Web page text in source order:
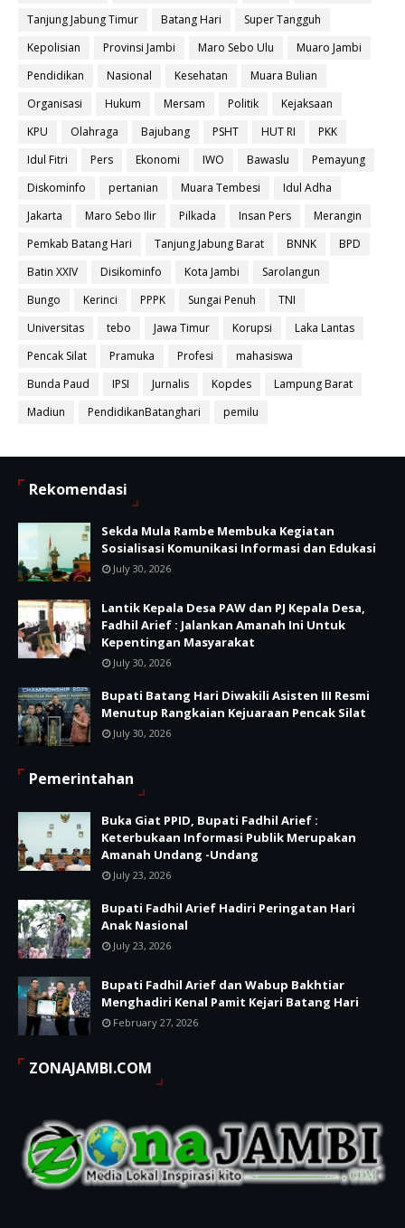
Tanjung Jabung Timur
Batang Hari
Super Tangguh
Kepolisian
Provinsi Jambi Maro Sebo Ulu
Muaro Jambi
Pendidikan
Nasional Kesehatan
Muara Bulian
Organisasi
Hukum Mersam Politik
Kejaksaan
KPU
Olahraga Bajubang PSHT HUT RI
PKK
Idul Fitri
Pers Ekonomi IWO Bawaslu
Pemayung
Diskominfo
pertanian Muara Tembesi
Idul Adha
Jakarta
Maro Sebo Ilir Pilkada Insan Pers
Merangin
Pemkab Batang Hari
Tanjung Jabung Barat BNNK
BPD
Batin XXIV
Disikominfo Kota Jambi
Sarolangun
Bungo
Kerinci PPPK Sungai Penuh
TNI
Universitas
tebo Jawa Timur Korupsi
Laka Lantas
Pencak Silat
Pramuka Profesi
mahasiswa
Bunda Paud
IPSI Jurnalis Kopdes
Lampung Barat
Madiun
PendidikanBatanghari pemilu
Rekomendasi
Sekda Mula Rambe Membuka Kegiatan
Sosialisasi Komunikasi Informasi dan Edukasi
July 30, 2026
Lantik Kepala Desa PAW dan PJ Kepala Desa,
Fadhil Arief : Jalankan Amanah Ini Untuk
Kepentingan Masyarakat
July 30, 2026
Bupati Batang Hari Diwakili Asisten III Resmi
Menutup Rangkaian Kejuaraan Pencak Silat
July 30, 2026
Pemerintahan
Buka Giat PPID, Bupati Fadhil Arief :
Keterbukaan Informasi Publik Merupakan
Amanah Undang -Undang
July 23, 2026
Bupati Fadhil Arief Hadiri Peringatan Hari
Anak Nasional
July 23, 2026
Bupati Fadhil Arief dan Wabup Bakhtiar
Menghadiri Kenal Pamit Kejari Batang Hari
February 27, 2026
ZONAJAMBI.COM